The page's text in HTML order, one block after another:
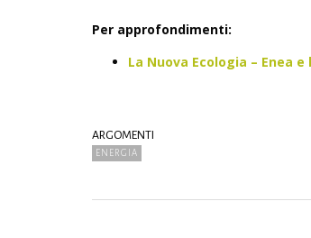
Per approfondimenti:
La Nuova Ecologia – Enea
ARGOMENTI
ENERGIA